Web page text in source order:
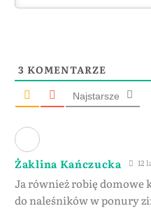
3 KOMENTARZE
Najstarsze
Żaklina Kańczucka 12
Ja również robię domowe
do naleśników w ponury